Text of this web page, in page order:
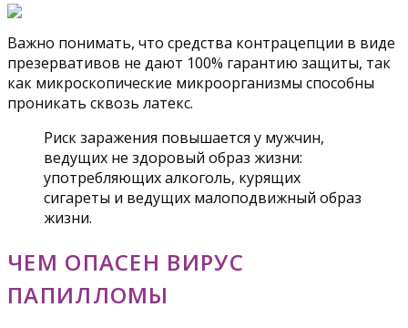
Важно понимать, что средства контрацепции в виде
презервативов не дают 100% гарантию защиты, так
как микроскопические микроорганизмы способны
проникать сквозь латекс.
Риск заражения повышается у мужчин,
ведущих не здоровый образ жизни:
употребляющих алкоголь, курящих
сигареты и ведущих малоподвижный образ
жизни.
ЧЕМ ОПАСЕН ВИРУС
ПАПИЛЛОМЫ